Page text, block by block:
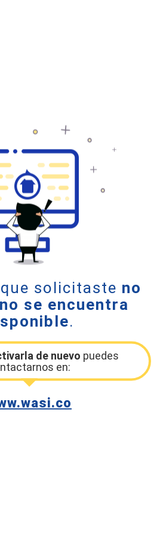
que solicitaste no
no se encuentra
.
de nuevo puedes
en: